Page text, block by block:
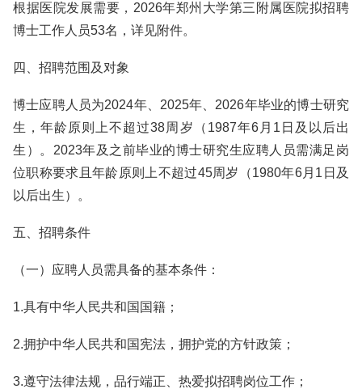
根据医院发展需要，2026年郑州大学第三附属医院拟招聘
博士工作人员53名，详见附件。
四、招聘范围及对象
博士应聘人员为2024年、2025年、2026年毕业的博士研究
生，年龄原则上不超过38周岁（1987年6月1日及以后出
生）。2023年及之前毕业的博士研究生应聘人员需满足岗
位职称要求且年龄原则上不超过45周岁（1980年6月1日及
以后出生）。
五、招聘条件
（一）应聘人员需具备的基本条件：
1.具有中华人民共和国国籍；
2.拥护中华人民共和国宪法，拥护党的方针政策；
3.遵守法律法规，品行端正、热爱拟招聘岗位工作；